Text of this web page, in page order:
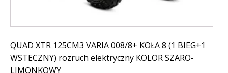
QUAD XTR 125CM3 VARIA 008/8+ KOŁA 8 (1 BIEG+1
WSTECZNY) rozruch elektryczny KOLOR SZARO-
LIMONKOWY